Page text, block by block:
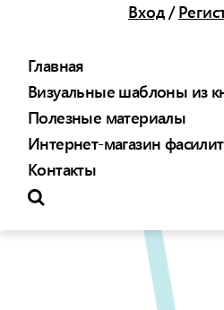
Вход/
Главная
Визуальные шаблоны из
Полезные материалы
Интернет-магазин
Контакты